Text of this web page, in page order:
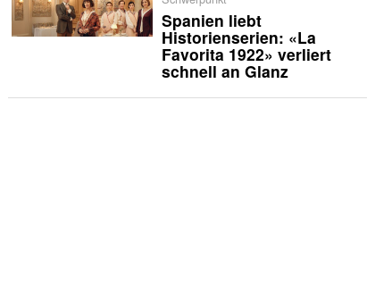
Spanien liebt
Historienserien: «La
Favorita 1922» verliert
schnell an Glanz